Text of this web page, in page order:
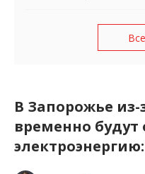
В Запорожье из-
временно будут